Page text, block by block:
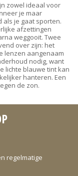
zowel ideaal voor
je maar
als je gaat sporten.
afzettingen
weggooit. Twee
over zijn: het
lenzen aangenaam
nodig, want
lichte blauwe tint kan
hanteren. Een
de zon.
regelmatige